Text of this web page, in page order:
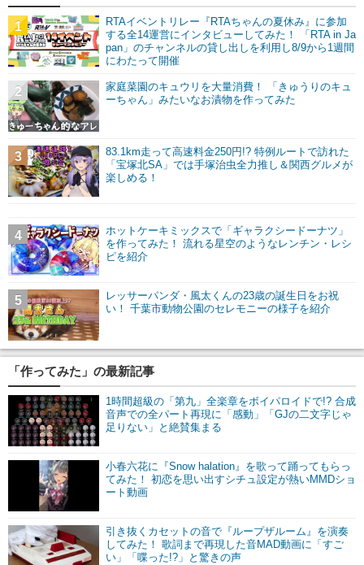
RTAイベントリレー『RTAちゃんの夏休み』に参加
する全14運営にインタビューしてみた！ 「RTA in Ja
pan」のチャンネルの貸し出しを利用し8/9から1週間
にわたって開催
1
家庭菜園のキュウリを大量消費！ 「きゅうりのキュ
ーちゃん」みたいなお漬物を作ってみた
2
83.1km走って高速料金250円!? 特例ルートで訪れた
「宝塚北SA」では手塚治虫全力推し＆関西グルメが
楽しめる！
3
ホットケーキミックスで「ギャラクシードーナツ」
を作ってみた！ 流れる星空のようなレンチン・レシ
ピを紹介
4
レッサーパンダ・風太くんの23歳の誕生日をお祝
い！ 千葉市動物公園のセレモニーの様子を紹介
5
「作ってみた」の最新記事
1時間超級の「第九」全楽章をボイパロイドで!? 合成
音声での全パート再現に「感動」「GJの二文字じゃ
足りない」と絶賛集まる
小春六花に『Snow halation』を歌って踊ってもらっ
てみた！ 初恋を思い出すシチュ設定が熱いMMDショ
ート動画
引き抜くカセットの音で『ループザルーム』を演奏
してみた！ 歌詞まで再現した音MAD動画に「すご
い」「喋った!?」と驚きの声